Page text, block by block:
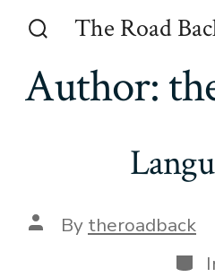
contentToggle
The Road
Author:
Post
author
By theroadback